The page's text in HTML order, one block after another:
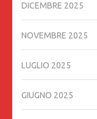
DICEMBRE 2025
NOVEMBRE 2025
LUGLIO 2025
GIUGNO 2025